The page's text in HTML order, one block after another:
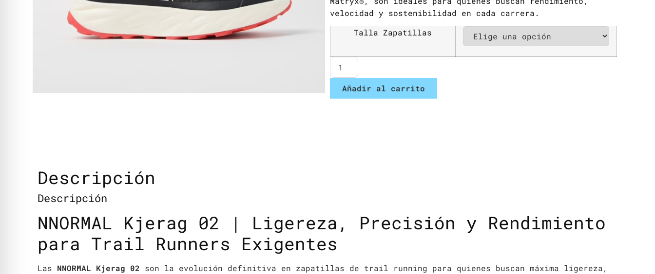
velocidad y sostenibilidad en cada carrera.
Talla Zapatillas
Añadir al carrito
Descripción
Descripción
NNORMAL Kjerag 02 | Ligereza, Precisión y Rendimiento
para Trail Runners Exigentes
Las NNORMAL Kjerag 02 son la evolución definitiva en zapatillas de trail running para quienes buscan máxima ligereza,